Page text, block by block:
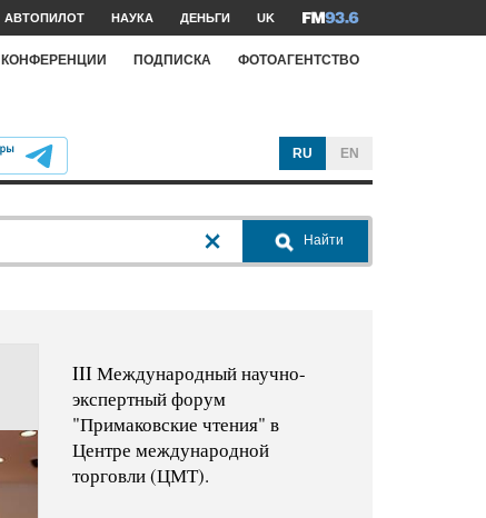
АВТОПИЛОТ НАУКА ДЕНЬГИ UK
КОНФЕРЕНЦИИ ПОДПИСКА ФОТОАГЕНТСТВО
RU EN
Найти
III Международный научно-
экспертный форум
"Примаковские чтения" в
Центре международной
торговли (ЦМТ).